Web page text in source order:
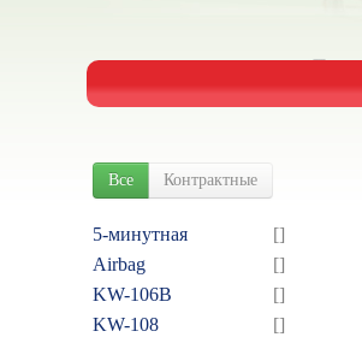
Все Контрактные
5-минутная
[]
Airbag
[]
KW-106B
[]
KW-108
[]